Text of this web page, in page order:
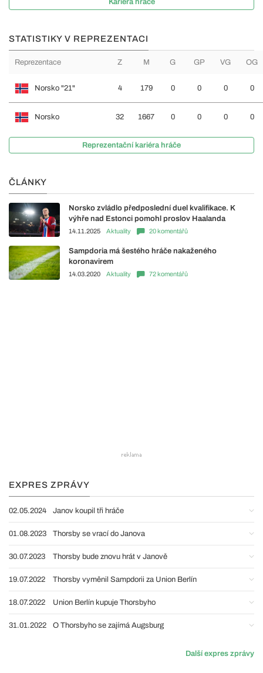
Kariéra hráče
STATISTIKY V REPREZENTACI
Reprezentace Z M G GP VG OG
Norsko "21" 4 179 0 0 0 0
Norsko 32 1667 0 0 0 0
Reprezentační kariéra hráče
ČLÁNKY
Norsko zvládlo předposlední duel kvalifikace. K
výhře nad Estonci pomohl proslov Haalanda
14.11.2025 Aktuality 20 komentářů
Sampdoria má šestého hráče nakaženého
koronavirem
14.03.2020 Aktuality 72 komentářů
EXPRES ZPRÁVY
02.05.2024 Janov koupil tři hráče
01.08.2023 Thorsby se vrací do Janova
30.07.2023 Thorsby bude znovu hrát v Janově
19.07.2022 Thorsby vyměnil Sampdorii za Union Berlín
18.07.2022 Union Berlín kupuje Thorsbyho
31.01.2022 O Thorsbyho se zajímá Augsburg
Další expres zprávy